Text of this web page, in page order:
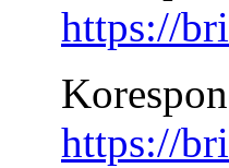
https://
https://